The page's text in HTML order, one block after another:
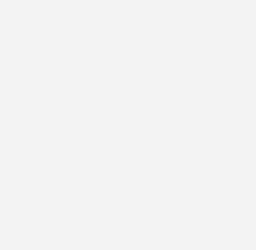
sich über den CC Button in der
aktivieren, die automatisiert durch
Open AI Whisper generiert
bietet üblicherweise eine hohe
die aber variieren kann.
der TU Clausthal haben
Perspektiven. Dies ist
“hochsprung” deutlich